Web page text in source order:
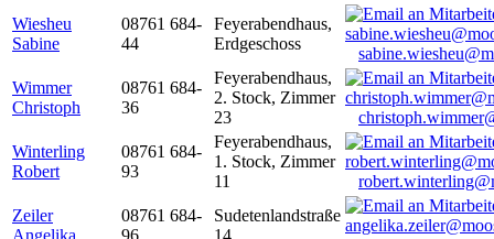
Wiesheu
Sabine
08761 684-
44
Feyerabendhaus,
Erdgeschoss
Wimmer
Christoph
08761 684-
36
Feyerabendhaus,
2. Stock, Zimmer
23
Winterling
Robert
08761 684-
93
Feyerabendhaus,
1. Stock, Zimmer
11
Zeiler
Angelika
08761 684-
96
Sudetenlandstraße
14